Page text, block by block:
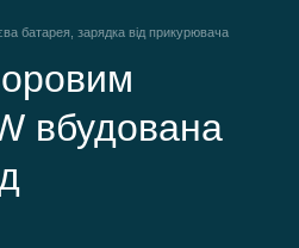
батарея, зарядка від прикурювача
вбудована